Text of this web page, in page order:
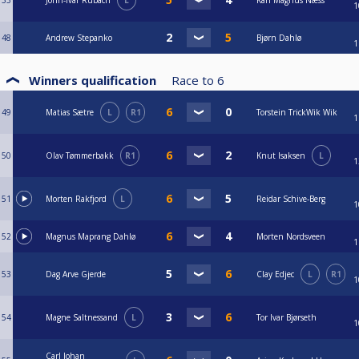
c.Eventuell øvrig premiering er arrangørs ansvar.
10.Turneringsleder: Godkjent turneringsleder.
48 Andrew Stepanko Bjørn Dahlø
Winners qualification Race to 6
49 Matias Sætre L R1 Torstein TrickWik Wik
50 Olav Tømmerbakk R1 Knut Isaksen L
51 Morten Rakfjord L Reidar Schive-Berg
52 Magnus Maprang Dahlø Morten Nordsveen
53 Dag Arve Gjerde Clay Edjec L R1
54 Magne Saltnessand L Tor Ivar Bjørseth
Carl Johan